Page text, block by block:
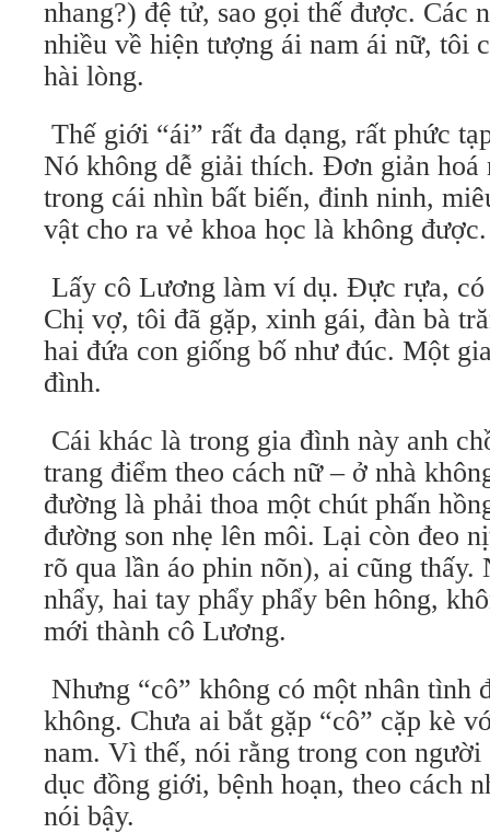
nhang?) đệ tử, sao gọi thế được. Các
nhiều về hiện tượng ái nam ái nữ, tôi
hài lòng.
Thế giới “ái” rất đa dạng, rất phức
Nó không dễ giải thích. Đơn giản hoá
trong cái nhìn bất biến, đinh ninh,
vật cho ra vẻ khoa học là không được.
Lấy cô Lương làm ví dụ. Đực rựa,
Chị vợ, tôi đã gặp, xinh gái, đàn bà
hai đứa con giống bố như đúc. Một
đình.
Cái khác là trong gia đình này anh
trang điểm theo cách nữ – ở nhà
đường là phải thoa một chút phấn
đường son nhẹ lên môi. Lại còn đeo
rõ qua lần áo phin nõn), ai cũng thấy.
nhẩy, hai tay phẩy phẩy bên hông,
mới thành cô Lương.
Nhưng “cô” không có một nhân tình
không. Chưa ai bắt gặp “cô” cặp kè
nam. Vì thế, nói rằng trong con
dục đồng giới, bệnh hoạn, theo cách
nói bậy.